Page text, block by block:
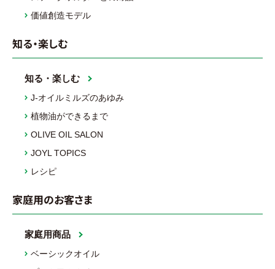
価値創造モデル
知る・楽しむ
知る・楽しむ
J-オイルミルズのあゆみ
植物油ができるまで
OLIVE OIL SALON
JOYL TOPICS
レシピ
家庭用のお客さま
家庭用商品
ベーシックオイル